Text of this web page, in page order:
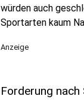
würden auch
Sportarten kaum
Anzeige
Forderung